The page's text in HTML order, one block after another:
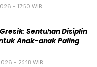
- 17:50 WIB
Sentuhan Disiplin
Anak-anak Paling
- 22:18 WIB